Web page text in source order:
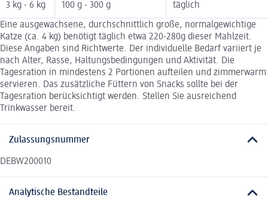
3 kg - 6 kg 100 g - 300 g täglich
Eine ausgewachsene, durchschnittlich große, normalgewichtige
Katze (ca. 4 kg) benötigt täglich etwa 220-280g dieser Mahlzeit.
Diese Angaben sind Richtwerte. Der individuelle Bedarf variiert je
nach Alter, Rasse, Haltungsbedingungen und Aktivität. Die
Tagesration in mindestens 2 Portionen aufteilen und zimmerwarm
servieren. Das zusätzliche Füttern von Snacks sollte bei der
Tagesration berücksichtigt werden. Stellen Sie ausreichend
Trinkwasser bereit.
Zulassungsnummer
DEBW200010
Analytische Bestandteile